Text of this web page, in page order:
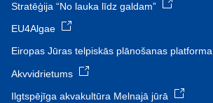
Stratēģija “No lauka līdz galdam”
EU4Algae
Eiropas Jūras telpiskās plānošanas platforma
Akvvidrietums
Ilgtspējīga akvakultūra Melnajā jūrā